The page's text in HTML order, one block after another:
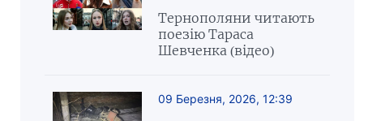
Тернополяни читають
поезію Тараса
Шевченка (відео)
09 Березня, 2026, 12:39